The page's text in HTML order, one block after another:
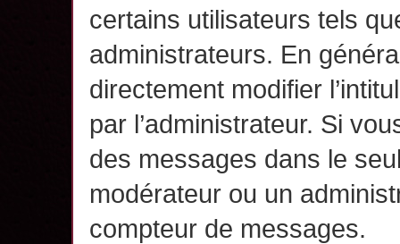
certains utilisateurs tels
administrateurs. En
directement modifier
par l’administrateur. Si
des messages dans le
modérateur ou un
compteur de messages.